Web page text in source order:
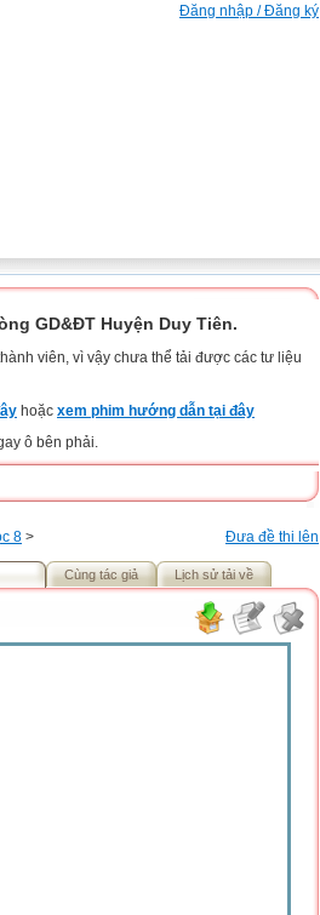
Đăng nhập / Đăng ký
GD&ĐT Huyện Duy Tiên.
viên, vì vậy chưa thể tải được các tư liệu
hoặc xem phim hướng dẫn tại đây
ô bên phải.
Đưa đề thi lên
8 >
Cùng tác giả Lịch sử tải về